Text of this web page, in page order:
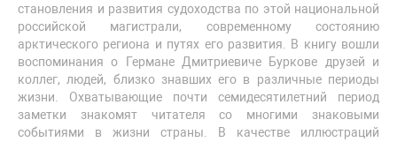
становления и развития судоходства по этой национальной
российской магистрали, современному состоянию
арктического региона и путях его развития. В книгу вошли
воспоминания о Германе Дмитриевиче Буркове друзей и
коллег, людей, близко знавших его в различные периоды
жизни. Охватывающие почти семидесятилетний период
заметки знакомят читателя со многими знаковыми
событиями в жизни страны. В качестве иллюстраций